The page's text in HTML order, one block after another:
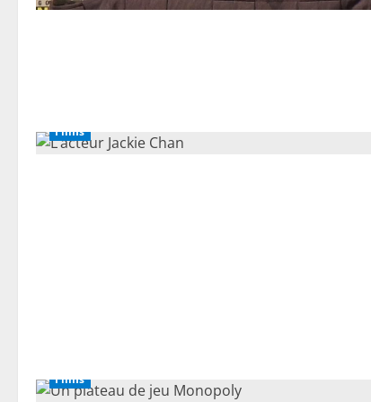
Films
Films